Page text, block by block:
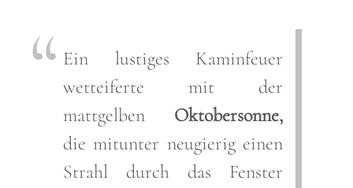
Ein lustiges Kaminfeuer
wetteiferte mit der
mattgelben Oktobersonne,
die mitunter neugierig einen
Strahl durch das Fenster